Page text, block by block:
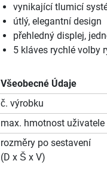
vynikající tlumicí
útlý, elegantní design
přehledný displej,
5 kláves rychlé volby
Všeobecné Údaje
č. výrobku
max. hmotnost uživatele
rozměry po sestavení
(D x Š x V)